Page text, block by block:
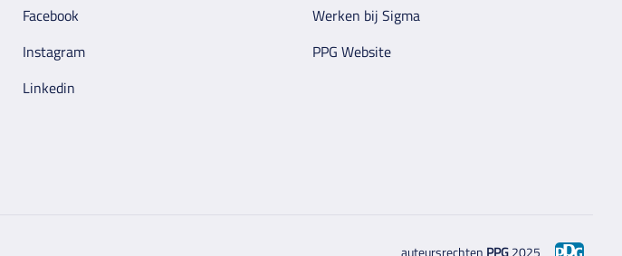
Facebook
Instagram
Linkedin
Werken bij Sigma
PPG Website
auteursrechten PPG2025